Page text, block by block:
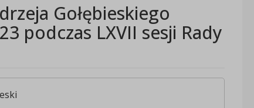
Gołębieskiego
podczas LXVII sesji Rady